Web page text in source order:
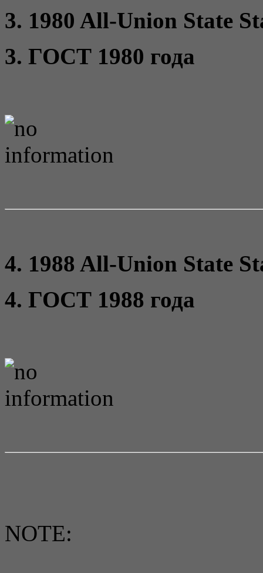
3. 1980 All-Union State
3. ГОСТ 1980 года
4. 1988 All-Union State
4. ГОСТ 1988 года
NOTE: